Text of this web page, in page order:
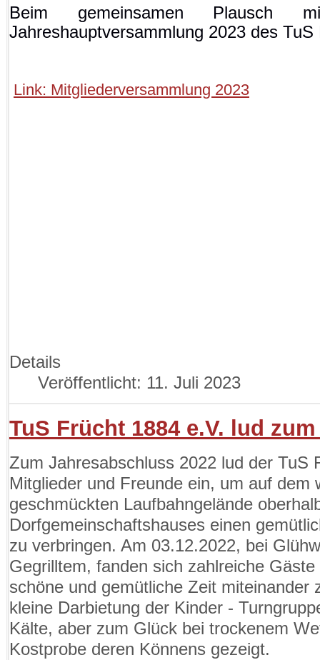
Beim gemeinsamen Plausch
Jahreshauptversammlung 2023 des
Link: Mitgliederversammlung 2023
Details
Veröffentlicht: 11. Juli 2023
TuS Frücht 1884 e.V. lud
Zum Jahresabschluss 2022 lud der TuS
Mitglieder und Freunde ein, um auf dem
geschmückten Laufbahngelände
Dorfgemeinschaftshauses einen
zu verbringen. Am 03.12.2022, bei
Gegrilltem, fanden sich zahlreiche
schöne und gemütliche Zeit miteinander
kleine Darbietung der Kinder -
Kälte, aber zum Glück bei trockenem
Kostprobe deren Könnens gezeigt.